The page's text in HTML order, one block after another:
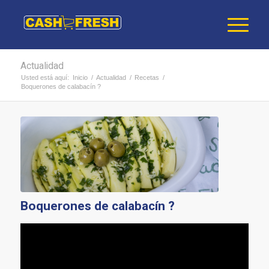
Actualidad
Usted está aquí: Inicio / Actualidad / Recetas /
Boquerones de calabacín ?
Boquerones de calabacín ?